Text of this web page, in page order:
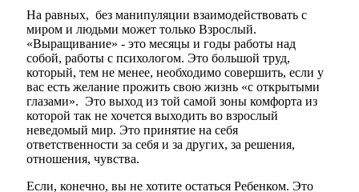
На равных, без манипуляции взаимодействовать с
миром и людьми может только Взрослый.
«Выращивание» - это месяцы и годы работы над
собой, работы с психологом. Это большой труд,
который, тем не менее, необходимо совершить, если у
вас есть желание прожить свою жизнь «с открытыми
глазами». Это выход из той самой зоны комфорта из
которой так не хочется выходить во взрослый
неведомый мир. Это принятие на себя
ответственности за себя и за других, за решения,
отношения, чувства.
Если, конечно, вы не хотите остаться Ребенком. Это